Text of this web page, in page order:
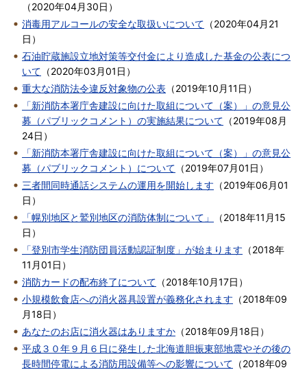
（2020年04月30日 ）
消毒用アルコールの安全な取扱いについて （2020年04月21
日 ）
石油貯蔵施設立地対策等交付金により造成した基金の公表につ
いて （2020年03月01日 ）
重大な消防法令違反対象物の公表 （2019年10月11日 ）
「新消防本署庁舎建設に向けた取組について（案）」の意見公
募（パブリックコメント）の実施結果について （2019年08月
24日 ）
「新消防本署庁舎建設に向けた取組について（案）」の意見公
募（パブリックコメント）について （2019年07月01日 ）
三者間同時通話システムの運用を開始します （2019年06月01
日 ）
「幌別地区と鷲別地区の消防体制について」
（2018年11月15
日 ）
「登別市学生消防団員活動認証制度」が始まります （2018年
11月01日 ）
消防カードの配布終了について （2018年10月17日 ）
小規模飲食店への消火器具設置が義務化されます （2018年09
月18日 ）
あなたのお店に消火器はありますか （2018年09月18日 ）
平成３０年９月６日に発生した北海道胆振東部地震やその後の
長時間停電による消防用設備等への影響について （2018年09